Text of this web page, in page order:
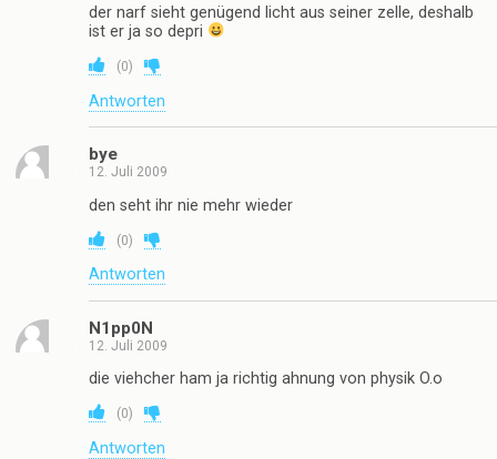
der narf sieht genügend licht aus seiner zelle, deshalb
ist er ja so depri
(0)
Antworten
bye
12. Juli 2009
den seht ihr nie mehr wieder
(0)
Antworten
N1pp0N
12. Juli 2009
die viehcher ham ja richtig ahnung von physik O.o
(0)
Antworten